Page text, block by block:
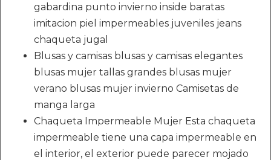
gabardina punto invierno inside baratas
imitacion piel impermeables juveniles jeans
chaqueta jugal
Blusas y camisas blusas y camisas elegantes
blusas mujer tallas grandes blusas mujer
verano blusas mujer invierno Camisetas de
manga larga
Chaqueta Impermeable Mujer Esta chaqueta
impermeable tiene una capa impermeable en
el interior, el exterior puede parecer mojado